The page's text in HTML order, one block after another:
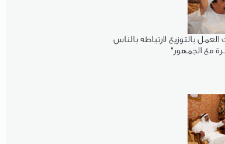
بالتوزيع لارتباطه بالناس
مع الجمهور"